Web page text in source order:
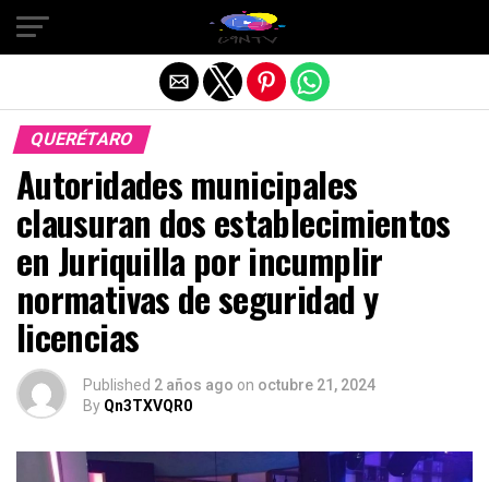
QUERÉTARO
Autoridades municipales
clausuran dos establecimientos
en Juriquilla por incumplir
normativas de seguridad y
licencias
Published 2 años ago on octubre 21, 2024
By Qn3TXVQR0
Salir de la versión móvil